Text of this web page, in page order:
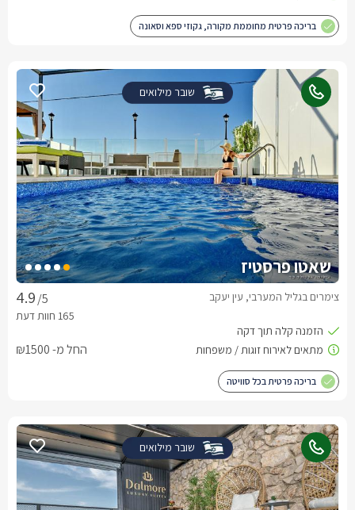
בריכה פרטית מחוממת מקורה, גקוזי ספא וסאונה
שובר מילואים
שאטו פרסטיז
/5 צימרים בגליל המערבי, עין יעקב
החל מ- ₪1500
בריכה פרטית בכל סוויטה
שובר מילואים